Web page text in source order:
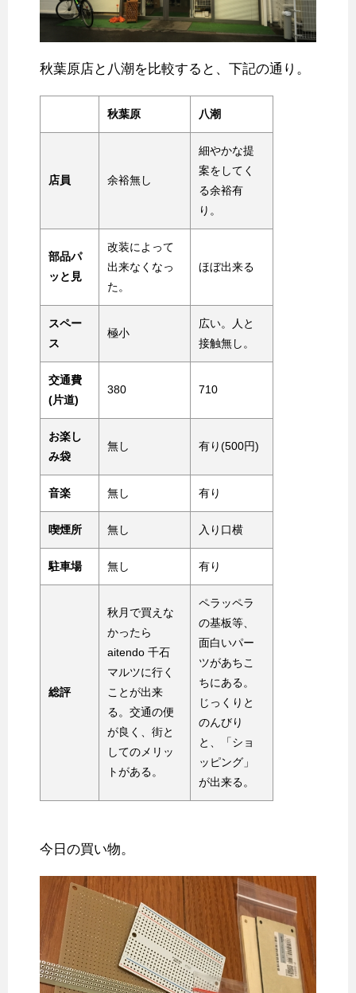
秋葉原店と八潮を比較すると、下記の通り。
秋葉原 八潮
店員 余裕無し
細やかな提
案をしてく
る余裕有
り。
部品パ
ッと見
改装によって
出来なくなっ
た。
ほぼ出来る
スペー
ス
極小
広い。人と
接触無し。
交通費
(片道)
380 710
お楽し
み袋
無し 有り(500円)
音楽 無し 有り
喫煙所 無し 入り口横
駐車場 無し 有り
総評
秋月で買えな
かったら
aitendo 千石
マルツに行く
ことが出来
る。交通の便
が良く、街と
してのメリッ
トがある。
ペラッペラ
の基板等、
面白いパー
ツがあちこ
ちにある。
じっくりと
のんびり
と、「ショ
ッピング」
が出来る。
今日の買い物。